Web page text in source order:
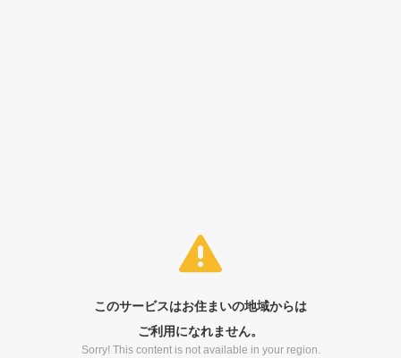
このサービスはお住まいの地域からは
ご利用になれません。
Sorry! This content is not available in your region.